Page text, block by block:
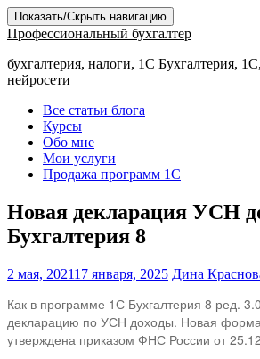
Показать/Скрыть навигацию
Профессиональный бухгалтер
бухгалтерия, налоги, 1С Бухгалтерия,
нейросети
Все статьи блога
Курсы
Обо мне
Мои услуги
Продажа программ 1С
Новая декларация УСН
Бухгалтерия 8
2 мая, 202117 января, 2025 Дина
Как в программе 1С Бухгалтерия 8 ред.
декларацию по УСН доходы. Новая форма
утверждена приказом ФНС России от